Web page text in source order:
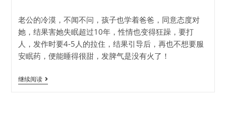
老公的冷漠，不闻不问，孩子也学着爸爸，同意态度对
她，结果害她失眠超过10年，性情也变得狂躁，要打
人，发作时要4-5人的拉住，结果引导后，再也不想要服
安眠药，便能睡得很甜，发脾气是没有火了！
继续阅读